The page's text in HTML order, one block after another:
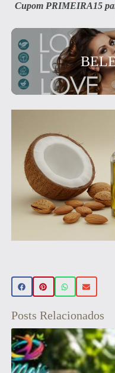
Cupom PRIMEIRA15
🌿 Realce sua
produtos de beleza
Posts Relacionados